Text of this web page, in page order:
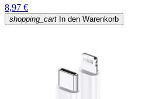
8,97 €
shopping_cart In den Warenkorb